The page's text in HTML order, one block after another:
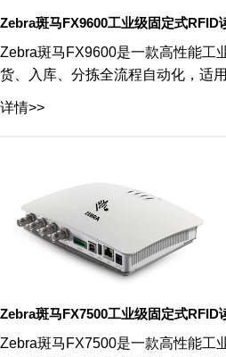
Zebra斑马FX9600工业级固定式RFID
Zebra斑马FX9600是一款高性能工
货、入库、分拣全流程自动化，适
详情>>
Zebra斑马FX7500工业级固定式RFID
Zebra斑马FX7500是一款高性能工